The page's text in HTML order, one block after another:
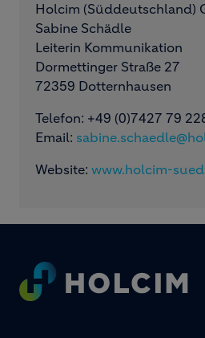
Holcim (Süddeutschland)
Sabine Schädle
Leiterin Kommunikation
Dormettinger Straße 27
72359 Dotternhausen
Telefon: +49 (0)7427 79
Email:
Website: www.holcim-
Footer